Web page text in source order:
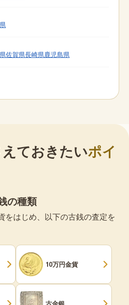
佐賀県長崎県鹿児島県
ておきたいポイ
の種類
をはじめ、以下の古銭の査定を
10万円金貨